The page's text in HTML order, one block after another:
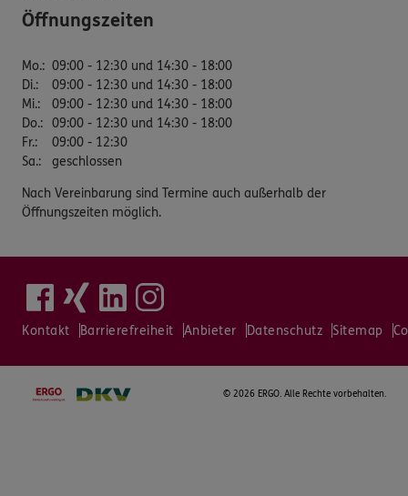
Öffnungszeiten
Mo.: 09:00 - 12:30 und 14:30 - 18:00
Di.:
09:00 - 12:30 und 14:30 - 18:00
Mi.:
09:00 - 12:30 und 14:30 - 18:00
Do.: 09:00 - 12:30 und 14:30 - 18:00
Fr.:
09:00 - 12:30
Sa.: geschlossen
Nach Vereinbarung sind Termine auch außerhalb der
Öffnungszeiten möglich.
Kontakt Barrierefreiheit Anbieter Datenschutz Sitemap
© 2026 ERGO. Alle Rechte vorbehalten.